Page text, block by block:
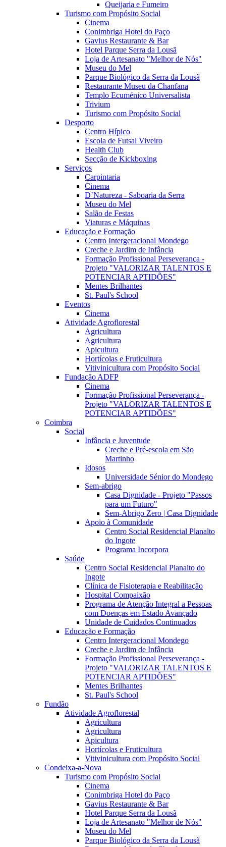
Queijaria e Fumeiro
Turismo com Propósito Social
Cinema
Conimbriga Hotel do Paço
Gavius Restaurante & Bar
Hotel Parque Serra da Lousã
Loja de Artesanato "Melhor de Nós"
Museu do Mel
Parque Biológico da Serra da Lousã
Restaurante Museu da Chanfana
Templo Ecuménico Universalista
Trivium
Turismo com Propósito Social
Desporto
Centro Hípico
Escola de Futsal Viveiro
Health Club
Secção de Kickboxing
Serviços
Carpintaria
Cinema
D`Natureza - Saboaria da Serra
Museu do Mel
Salão de Festas
Viaturas e Máquinas
Educação e Formação
Centro Intergeracional Mondego
Creche e Jardim de Infância
Formação Profissional Perseverança -
Projeto "VALORIZAR TALENTOS E
POTENCIAR APTIDÕES"
Mentes Brilhantes
St. Paul's School
Eventos
Cinema
Atividade Agroflorestal
Agricultura
Agricultura
Apicultura
Hortícolas e Fruticultura
Vitivinicultura com Propósito Social
Fundação ADFP
Cinema
Formação Profissional Perseverança -
Projeto "VALORIZAR TALENTOS E
POTENCIAR APTIDÕES"
Coimbra
Social
Infância e Juventude
Creche e Pré-escola em São
Martinho
Idosos
Universidade Sénior do Mondego
Sem-abrigo
Casa Dignidade - Projeto "Passos
para um Futuro"
Sem-Abrigo Zero | Casa Dignidade
Apoio à Comunidade
Centro Social Residencial Planalto
do Ingote
Programa Incorpora
Saúde
Centro Social Residencial Planalto do
Ingote
Clínica de Fisioterapia e Reabilitação
Hospital Compaixão
Programa de Atenção Integral a Pessoas
com Doenças em Estado Avançado
Unidade de Cuidados Continuados
Educação e Formação
Centro Intergeracional Mondego
Creche e Jardim de Infância
Formação Profissional Perseverança -
Projeto "VALORIZAR TALENTOS E
POTENCIAR APTIDÕES"
Mentes Brilhantes
St. Paul's School
Fundão
Atividade Agroflorestal
Agricultura
Agricultura
Apicultura
Hortícolas e Fruticultura
Vitivinicultura com Propósito Social
Condeixa-a-Nova
Turismo com Propósito Social
Cinema
Conimbriga Hotel do Paço
Gavius Restaurante & Bar
Hotel Parque Serra da Lousã
Loja de Artesanato "Melhor de Nós"
Museu do Mel
Parque Biológico da Serra da Lousã